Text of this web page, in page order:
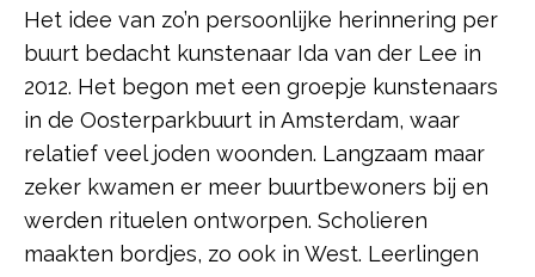
Het idee van zo’n persoonlijke herinnering per
buurt bedacht kunstenaar Ida van der Lee in
2012. Het begon met een groepje kunstenaars
in de Oosterparkbuurt in Amsterdam, waar
relatief veel joden woonden. Langzaam maar
zeker kwamen er meer buurtbewoners bij en
werden rituelen ontworpen. Scholieren
maakten bordjes, zo ook in West. Leerlingen